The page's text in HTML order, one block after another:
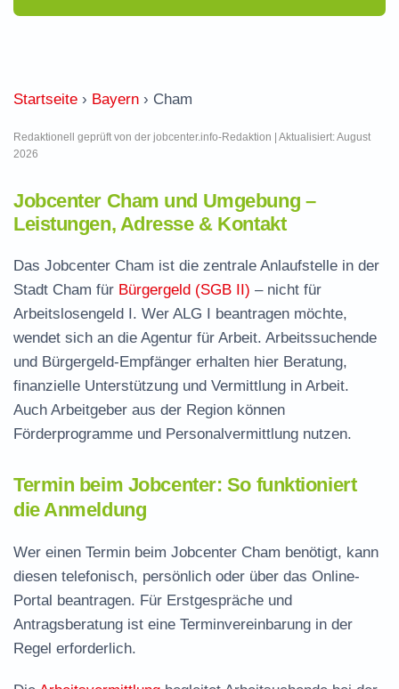
Startseite › Bayern › Cham
Redaktionell geprüft von der jobcenter.info-Redaktion | Aktualisiert: August
2026
Jobcenter Cham und Umgebung –
Leistungen, Adresse & Kontakt
Das Jobcenter Cham ist die zentrale Anlaufstelle in der
Stadt Cham für Bürgergeld (SGB II) – nicht für
Arbeitslosengeld I. Wer ALG I beantragen möchte,
wendet sich an die Agentur für Arbeit. Arbeitssuchende
und Bürgergeld-Empfänger erhalten hier Beratung,
finanzielle Unterstützung und Vermittlung in Arbeit.
Auch Arbeitgeber aus der Region können
Förderprogramme und Personalvermittlung nutzen.
Termin beim Jobcenter: So funktioniert
die Anmeldung
Wer einen Termin beim Jobcenter Cham benötigt, kann
diesen telefonisch, persönlich oder über das Online-
Portal beantragen. Für Erstgespräche und
Antragsberatung ist eine Terminvereinbarung in der
Regel erforderlich.